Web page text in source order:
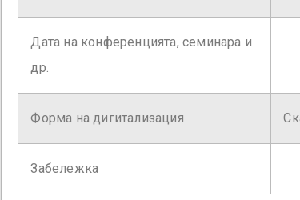
Дата на конференцията, семинара и
др.
Форма на дигитализация
Забележка